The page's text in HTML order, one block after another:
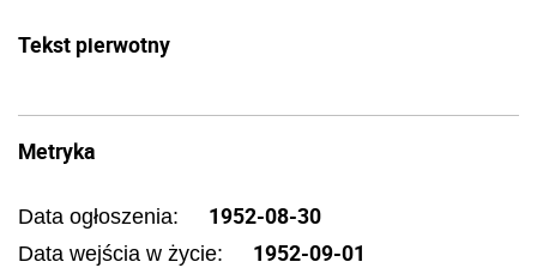
Tekst pierwotny
Metryka
Data ogłoszenia: 1952-08-30
Data wejścia w życie: 1952-09-01